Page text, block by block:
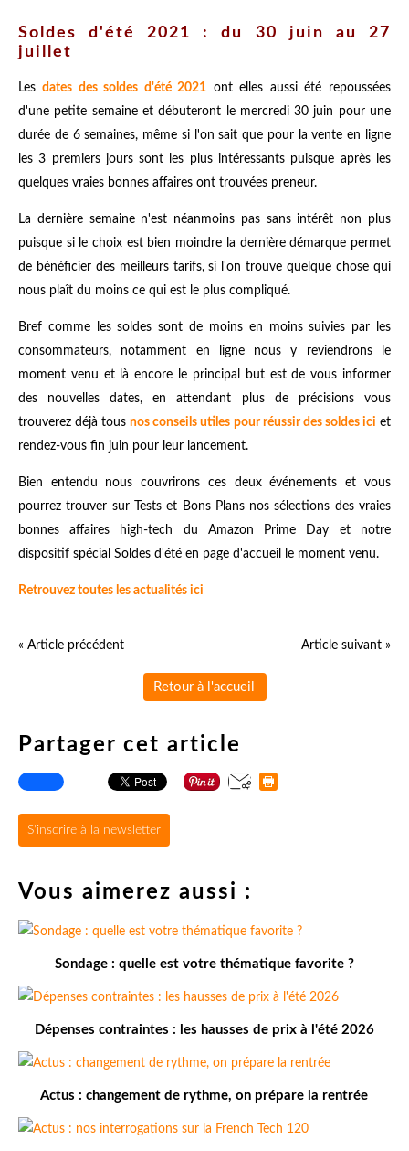
Soldes d'été 2021 : du 30 juin au 27
juillet
Lesdates des soldes d'été 2021 ont elles aussi été repoussées
d'une petite semaine et débuteront le mercredi 30 juin pour une
durée de 6 semaines, même si l'on sait que pour la vente en ligne
les 3 premiers jours sont les plus intéressants puisque après les
quelques vraies bonnes affaires ont trouvées preneur.
La dernière semaine n'est néanmoins pas sans intérêt non plus
puisque si le choix est bien moindre la dernière démarque permet
de bénéficier des meilleurs tarifs, si l'on trouve quelque chose qui
nous plaît du moins ce qui est le plus compliqué.
Bref comme les soldes sont de moins en moins suivies par les
consommateurs, notamment en ligne nous y reviendrons le
moment venu et là encore le principal but est de vous informer
des nouvelles dates, en attendant plus de précisions vous
trouverez déjà tousnos conseils utiles pour réussir des soldes ici et
rendez-vous fin juin pour leur lancement.
Bien entendu nous couvrirons ces deux événements et vous
pourrez trouver sur Tests et Bons Plans nos sélections des vraies
bonnes affaires high-tech du Amazon Prime Day et notre
dispositif spécial Soldes d'été en page d'accueil le moment venu.
Retrouvez toutes les actualités ici
« Article précédent Article suivant »
Retour à l'accueil
Partager cet article
S'inscrire à la newsletter
Vous aimerez aussi :
Sondage : quelle est votre thématique favorite ?
Dépenses contraintes : les hausses de prix à l'été 2026
Actus : changement de rythme, on prépare la rentrée